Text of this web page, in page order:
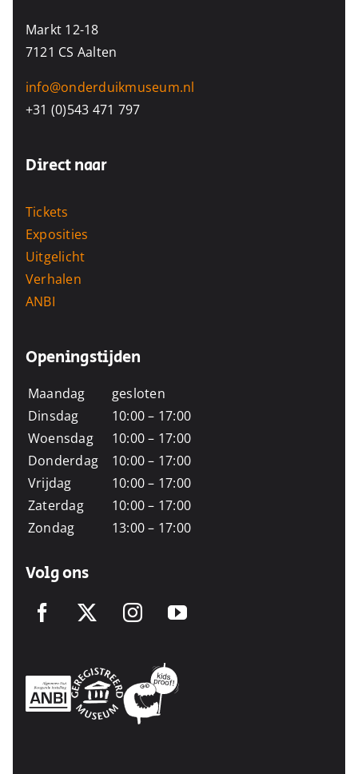
Markt 12-18
7121 CS Aalten
info@onderduikmuseum.nl
+31 (0)543 471 797
Direct naar
Tickets
Exposities
Uitgelicht
Verhalen
ANBI
Openingstijden
Maandag
Dinsdag
Woensdag
Donderdag
Vrijdag
Zaterdag
Zondag
gesloten
10:00 – 17:00
10:00 – 17:00
10:00 – 17:00
10:00 – 17:00
10:00 – 17:00
13:00 – 17:00
Volg ons